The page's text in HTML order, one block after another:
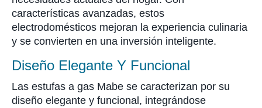
características avanzadas, estos
electrodomésticos mejoran la experiencia culinaria
y se convierten en una inversión inteligente.
Diseño Elegante Y Funcional
Las estufas a gas Mabe se caracterizan por su
diseño elegante y funcional, integrándose